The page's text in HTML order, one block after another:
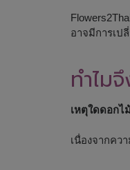
อาจมีการเป
ทำไม
เหตุใดดอกไ
เนื่องจากคว